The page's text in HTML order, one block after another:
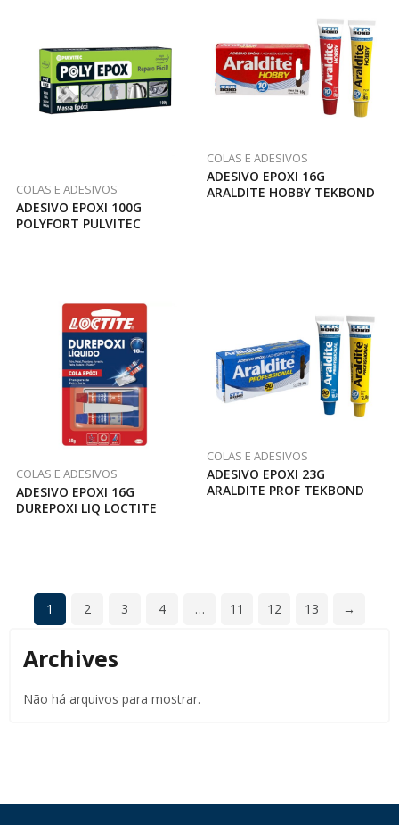
COLAS E ADESIVOS
ADESIVO EPOXI 100G
POLYFORT PULVITEC
COLAS E ADESIVOS
ADESIVO EPOXI 16G
ARALDITE HOBBY TEKBOND
COLAS E ADESIVOS
ADESIVO EPOXI 16G
DUREPOXI LIQ LOCTITE
COLAS E ADESIVOS
ADESIVO EPOXI 23G
ARALDITE PROF TEKBOND
1 2 3 4 … 11 12 13 →
Archives
Não há arquivos para mostrar.